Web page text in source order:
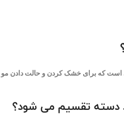
است که برای خشک کردن و حالت دادن مو
دسته تقسیم می شود؟